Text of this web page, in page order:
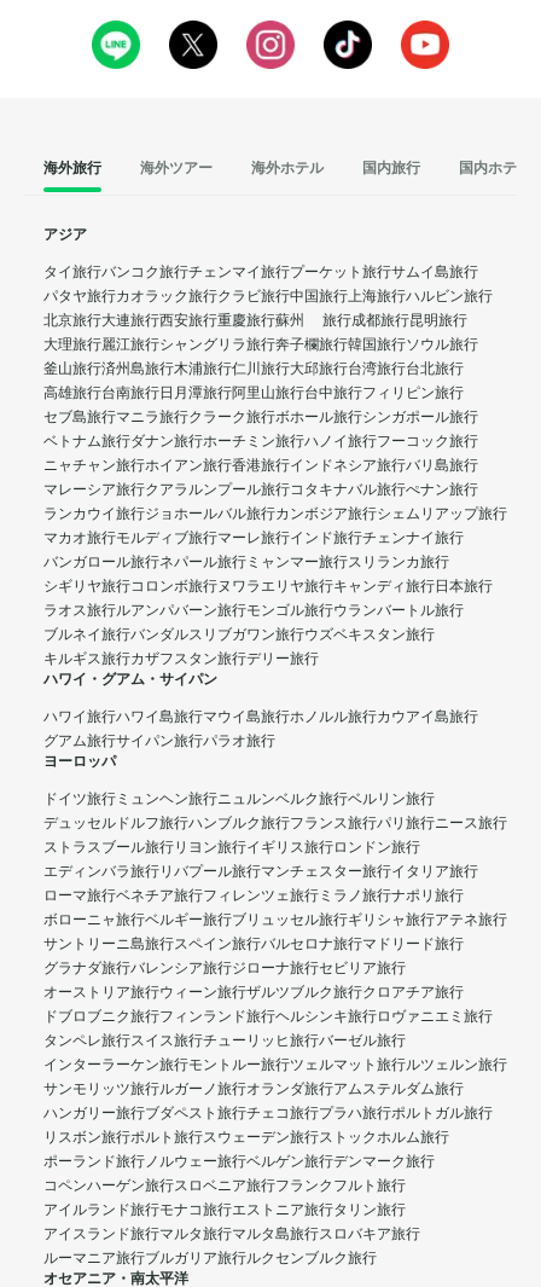
海外旅行 海外ツアー 海外ホテル 国内旅行 国内ホテル
アジア
タイ旅行バンコク旅行チェンマイ旅行プーケット旅行サムイ島旅行
パタヤ旅行カオラック旅行クラビ旅行中国旅行上海旅行ハルビン旅行
北京旅行大連旅行西安旅行重慶旅行蘇州 旅行成都旅行昆明旅行
大理旅行麗江旅行シャングリラ旅行奔子欄旅行韓国旅行ソウル旅行
釜山旅行済州島旅行木浦旅行仁川旅行大邱旅行台湾旅行台北旅行
高雄旅行台南旅行日月潭旅行阿里山旅行台中旅行フィリピン旅行
セブ島旅行マニラ旅行クラーク旅行ボホール旅行シンガポール旅行
ベトナム旅行ダナン旅行ホーチミン旅行ハノイ旅行フーコック旅行
ニャチャン旅行ホイアン旅行香港旅行インドネシア旅行バリ島旅行
マレーシア旅行クアラルンプール旅行コタキナバル旅行ぺナン旅行
ランカウイ旅行ジョホールバル旅行カンボジア旅行シェムリアップ旅行
マカオ旅行モルディブ旅行マーレ旅行インド旅行チェンナイ旅行
バンガロール旅行ネパール旅行 ミャンマー旅行スリランカ旅行
シギリヤ旅行コロンボ旅行ヌワラエリヤ旅行キャンディ旅行日本旅行
ラオス旅行ルアンパバーン旅行モンゴル旅行ウランバートル旅行
ブルネイ旅行バンダルスリブガワン旅行ウズベキスタン旅行
キルギス旅行カザフスタン旅行デリー旅行
ハワイ・グアム・サイパン
ハワイ旅行ハワイ島旅行マウイ島旅行ホノルル旅行カウアイ島旅行
グアム旅行サイパン旅行パラオ旅行
ヨーロッパ
ドイツ旅行 ミュンヘン旅行ニュルンベルク旅行ベルリン旅行
デュッセルドルフ旅行ハンブルク旅行フランス旅行パリ旅行ニース旅行
ストラスブール旅行リヨン旅行イギリス旅行ロンドン旅行
エディンバラ旅行リバプール旅行マンチェスター旅行イタリア旅行
ローマ旅行ベネチア旅行フィレンツェ旅行 ミラノ旅行ナポリ旅行
ボローニャ旅行ベルギー旅行ブリュッセル旅行ギリシャ旅行アテネ旅行
サントリーニ島旅行スペイン旅行バルセロナ旅行マドリード旅行
グラナダ旅行バレンシア旅行ジローナ旅行セビリア旅行
オーストリア旅行ウィーン旅行ザルツブルク旅行クロアチア旅行
ドブロブニク旅行フィンランド旅行ヘルシンキ旅行ロヴァニエミ旅行
タンペレ旅行スイス旅行チューリッヒ旅行バーゼル旅行
インターラーケン旅行モントルー旅行ツェルマット旅行ルツェルン旅行
サンモリッツ旅行ルガーノ旅行オランダ旅行アムステルダム旅行
ハンガリー旅行ブダペスト旅行チェコ旅行プラハ旅行ポルトガル旅行
リスボン旅行ポルト旅行スウェーデン旅行ストックホルム旅行
ポーランド旅行ノルウェー旅行ベルゲン旅行デンマーク旅行
コペンハーゲン旅行スロベニア旅行フランクフルト旅行
アイルランド旅行モナコ旅行エストニア旅行タリン旅行
アイスランド旅行マルタ旅行マルタ島旅行スロバキア旅行
ルーマニア旅行ブルガリア旅行ルクセンブルク旅行
オセアニア・南太平洋